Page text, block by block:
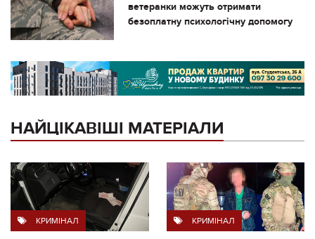
ветеранки можуть отримати
безоплатну психологічну допомогу
НАЙЦІКАВІШІ МАТЕРІАЛИ
КРИМІНАЛ КРИМІНАЛ